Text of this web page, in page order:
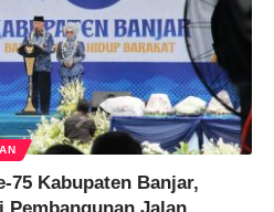
75 Kabupaten Banjar,